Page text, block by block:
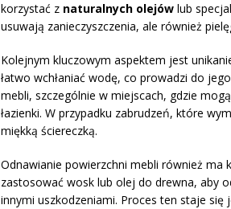
korzystać z naturalnych olejów lub
usuwają zanieczyszczenia, ale również
Kolejnym kluczowym aspektem jest
łatwo wchłaniać wodę, co prowadzi do
mebli, szczególnie w miejscach, gdzie
łazienki. W przypadku zabrudzeń, które
miękką ściereczką.
Odnawianie powierzchni mebli również ma
zastosować wosk lub olej do drewna, aby
innymi uszkodzeniami. Proces ten staje